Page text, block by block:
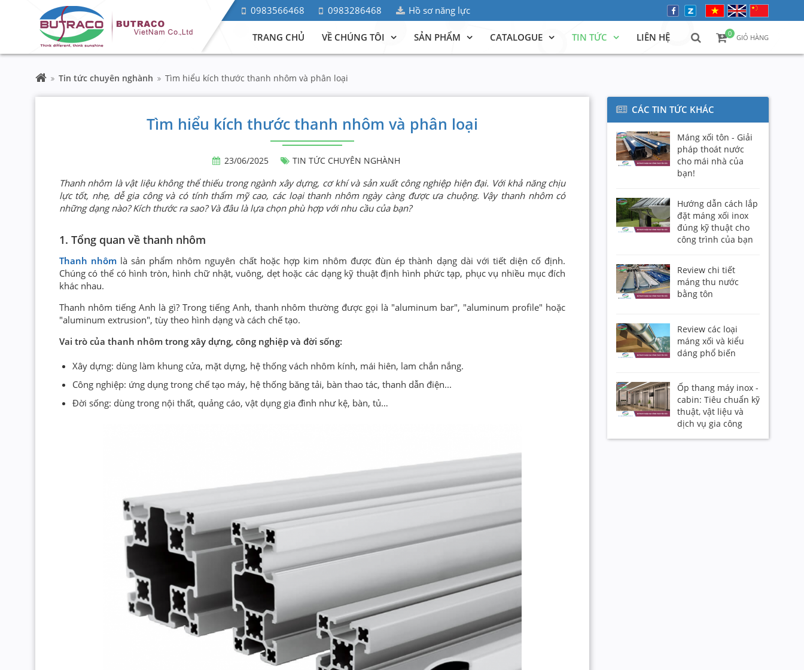
0983566468 0983286468 Hồ sơ năng lực
TRANG CHỦ VỀ CHÚNG TÔI SẢN PHẨM CATALOGUE TIN TỨC LIÊN HỆ GIỎ HÀNG
0
Tin tức chuyên nghành Tìm hiểu kích thước thanh nhôm và phân loại
Tìm hiểu kích thước thanh nhôm và phân loại
23/06/2025 TIN TỨC CHUYÊN NGHÀNH
Thanh nhôm là vật liệu không thể thiếu trong ngành xây dựng, cơ khí và sản xuất công nghiệp hiện đại. Với khả năng chịu
lực tốt, nhẹ, dễ gia công và có tính thẩm mỹ cao, các loại thanh nhôm ngày càng được ưa chuộng. Vậy thanh nhôm có
những dạng nào? Kích thước ra sao? Và đâu là lựa chọn phù hợp với nhu cầu của bạn?
1. Tổng quan về thanh nhôm
Thanh nhômlà sản phẩm nhôm nguyên chất hoặc hợp kim nhôm được đùn ép thành dạng dài với tiết diện cố định.
Chúng có thể có hình tròn, hình chữ nhật, vuông, dẹt hoặc các dạng kỹ thuật định hình phức tạp, phục vụ nhiều mục đích
khác nhau.
Thanh nhôm tiếng Anh là gì? Trong tiếng Anh, thanh nhôm thường được gọi là "aluminum bar", "aluminum profile" hoặc
"aluminum extrusion", tùy theo hình dạng và cách chế tạo.
Vai trò của thanh nhôm trong xây dựng, công nghiệp và đời sống:
Xây dựng: dùng làm khung cửa, mặt dựng, hệ thống vách nhôm kính, mái hiên, lam chắn nắng.
Công nghiệp: ứng dụng trong chế tạo máy, hệ thống băng tải, bàn thao tác, thanh dẫn điện...
Đời sống: dùng trong nội thất, quảng cáo, vật dụng gia đình như kệ, bàn, tủ…
CÁC TIN TỨC KHÁC
Máng xối tôn - Giải
pháp thoát nước
cho mái nhà của
bạn!
Hướng dẫn cách lắp
đặt máng xối inox
đúng kỹ thuật cho
công trình của bạn
Review chi tiết
máng thu nước
bằng tôn
Review các loại
máng xối và kiểu
dáng phổ biến
Ốp thang máy inox -
cabin: Tiêu chuẩn kỹ
thuật, vật liệu và
dịch vụ gia công